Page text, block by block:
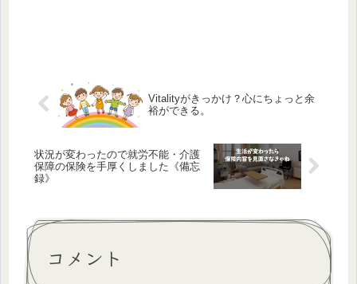
Vitalityがきっかけ？心にちょっと余
裕ができる。
状況が変わったので就労不能・介護
保障の保険を手厚くしました《備忘
録》
コメント